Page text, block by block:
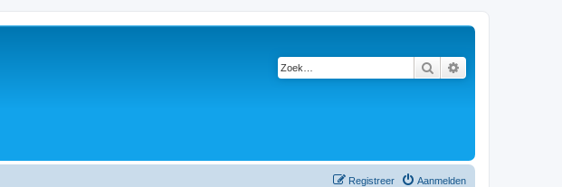
Zoek
Aanmelden
Registreer